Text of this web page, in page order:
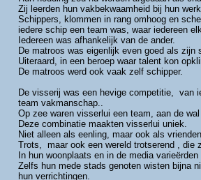
Zij leerden hun vakbekwaamheid bij hun
Schippers, klommen in rang omhoog en
iedere schip een team was, waar iedereen
Iedereen was afhankelijk van de ander.
De matroos was eigenlijk even goed als zijn
Uiteraard, in een beroep waar talent kon
De matroos werd ook vaak zelf schipper.
De visserij was een hevige competitie, van
team vakmanschap..
Op zee waren visserlui een team, aan de
Deze combinatie maakten visserlui uniek.
Niet alleen als eenling, maar ook als
Trots, maar ook een wereld trotserend , die
In hun woonplaats en in de media
Zelfs hun mede stads genoten wisten bijna
hun verrichtingen.